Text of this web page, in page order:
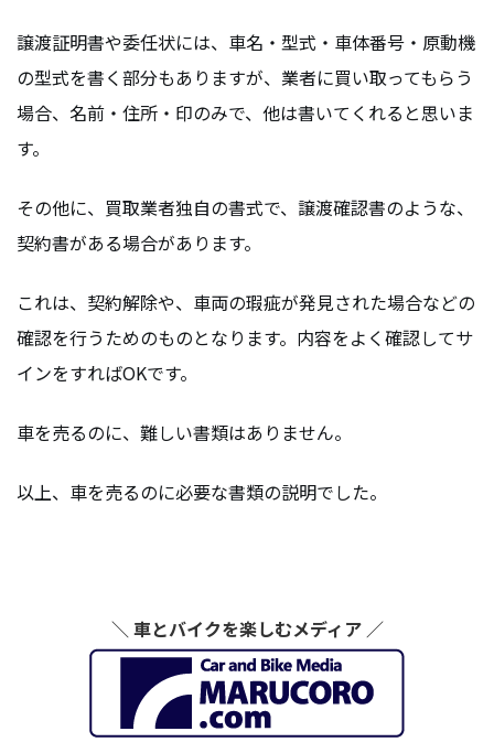
譲渡証明書や委任状には、車名・型式・車体番号・原動機
の型式を書く部分もありますが、業者に買い取ってもらう
場合、名前・住所・印のみで、他は書いてくれると思いま
す。
その他に、買取業者独自の書式で、譲渡確認書のような、
契約書がある場合があります。
これは、契約解除や、車両の瑕疵が発見された場合などの
確認を行うためのものとなります。内容をよく確認してサ
インをすればOKです。
車を売るのに、難しい書類はありません。
以上、車を売るのに必要な書類の説明でした。
＼ 車とバイクを楽しむメディア ／